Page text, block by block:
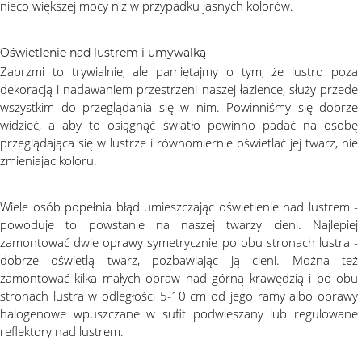
nieco większej mocy niż w przypadku jasnych kolorów.
Oświetlenie nad lustrem i umywalką
Zabrzmi to trywialnie, ale pamiętajmy o tym, że lustro poza
dekoracją i nadawaniem przestrzeni naszej łazience, służy przede
wszystkim do przeglądania się w nim. Powinniśmy się dobrze
widzieć, a aby to osiągnąć światło powinno padać na osobę
przeglądająca się w lustrze i równomiernie oświetlać jej twarz, nie
zmieniając koloru.
Wiele osób popełnia błąd umieszczając oświetlenie nad lustrem -
powoduje to powstanie na naszej twarzy cieni. Najlepiej
zamontować dwie oprawy symetrycznie po obu stronach lustra -
dobrze oświetlą twarz, pozbawiając ją cieni. Można też
zamontować kilka małych opraw nad górną krawędzią i po obu
stronach lustra w odległości 5-10 cm od jego ramy albo oprawy
halogenowe wpuszczane w sufit podwieszany lub regulowane
reflektory nad lustrem.